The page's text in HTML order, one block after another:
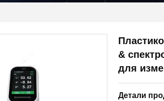
&
для
Детали